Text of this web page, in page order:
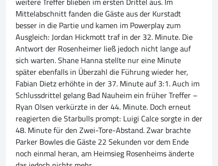
Mittelabschnitt fanden die Gäste aus der Kurstadt
besser in die Partie und kamen im Powerplay zum
Ausgleich: Jordan Hickmott traf in der 32. Minute. Die
Antwort der Rosenheimer ließ jedoch nicht lange auf
sich warten. Shane Hanna stellte nur eine Minute
später ebenfalls in Überzahl die Führung wieder her,
Fabian Dietz erhöhte in der 37. Minute auf 3:1. Auch im
Schlussdrittel gelang Bad Nauheim ein früher Treffer –
Ryan Olsen verkürzte in der 44. Minute. Doch erneut
reagierten die Starbulls prompt: Luigi Calce sorgte in der
48. Minute für den Zwei-Tore-Abstand. Zwar brachte
Parker Bowles die Gäste 22 Sekunden vor dem Ende
noch einmal heran, am Heimsieg Rosenheims änderte